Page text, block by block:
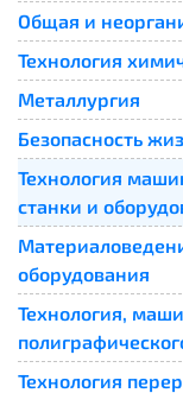
Общая и
Технология
Металлургия
Безопасность
Технология
станки и
оборудования
Технология,
Технология